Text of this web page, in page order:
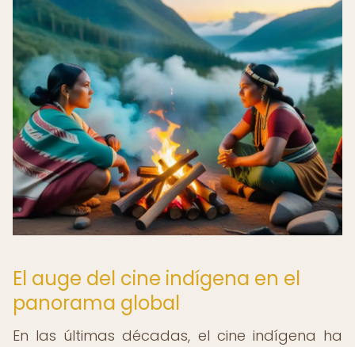
El auge del cine indígena en el
panorama global
En las últimas décadas, el cine indígena ha